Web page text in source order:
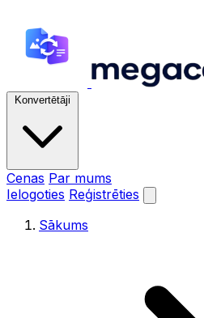
Konvertētāji
Cenas Par mums
Ielogoties Reģistrēties
Sākums